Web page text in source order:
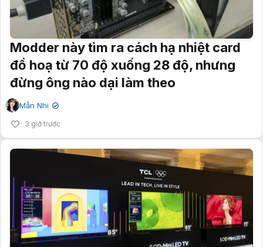
Modder này tìm ra cách hạ nhiệt card
đồ hoạ từ 70 độ xuống 28 độ, nhưng
đừng ông nào dại làm theo
Mẫn Nhi ✔
3 giờ trước